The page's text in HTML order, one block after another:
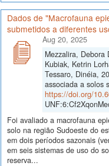
Dados de "Macrofauna
submetidos a diferentes
Aug 20, 2025
Mezzalira, Debora
Kubiak, Ketrin
Tessaro, Dinéia,
associada a solos
https://doi.org/
Foi avaliado a macrofauna
solo na região Sudoeste do
em dois períodos sazonais
em seis sistemas de uso do
reserva...